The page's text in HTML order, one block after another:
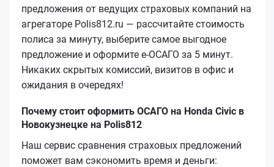
предложения от ведущих страховых компаний на
агрегаторе Polis812.ru — рассчитайте стоимость
полиса за минуту, выберите самое выгодное
предложение и оформите е‑ОСАГО за 5 минут.
Никаких скрытых комиссий, визитов в офис и
ожидания в очередях!
Почему стоит оформить ОСАГО на Honda Civic в
Новокузнецке на Polis812
Наш сервис сравнения страховых предложений
поможет вам сэкономить время и деньги: